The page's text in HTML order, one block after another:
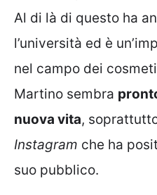
Al di là di questo ha
l’università ed è
nel campo dei
Martino sembra
nuova vita,
Instagram che ha
suo pubblico.